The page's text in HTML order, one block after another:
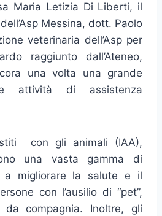
Maria Letizia Di Liberti, il
Messina, dott. Paolo
veterinaria dell’Asp per
raggiunto dall’Ateneo,
una volta una grande
attività di assistenza
con gli animali (IAA),
una vasta gamma di
a migliorare la salute e il
con l’ausilio di “pet”,
compagnia. Inoltre, gli